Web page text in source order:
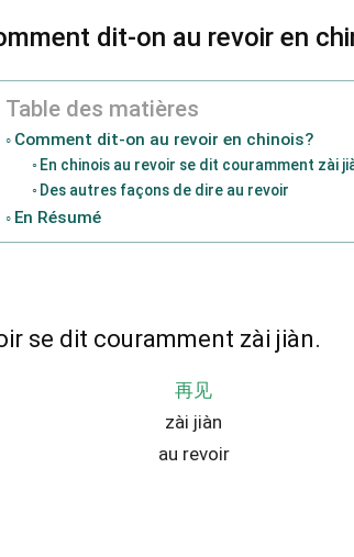
dit-on au revoir en
Table des matières
Comment dit-on au revoir en chinois?
En chinois au revoir se dit couramment zài
Des autres façons de dire au revoir
En Résumé
se dit couramment zài jiàn.
再见
zài jiàn
au revoir